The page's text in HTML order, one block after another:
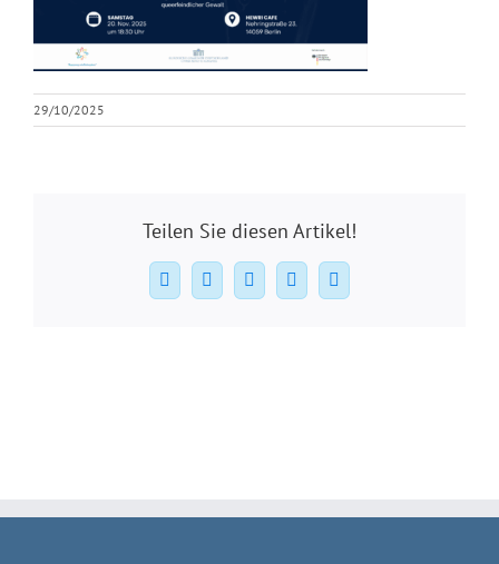
29/10/2025
Teilen Sie diesen Artikel!
Facebook
X WhatsAppPinterest
E-
Mail